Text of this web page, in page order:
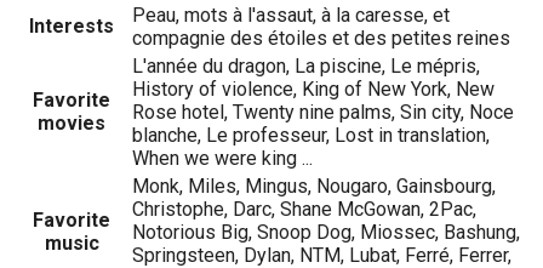
Interests
Peau, mots à l'assaut, à la caresse, et
compagnie des étoiles et des petites reines
Favorite
movies
L'année du dragon, La piscine, Le mépris,
History of violence, King of New York, New
Rose hotel, Twenty nine palms, Sin city, Noce
blanche, Le professeur, Lost in translation,
When we were king ...
Favorite
music
Monk, Miles, Mingus, Nougaro, Gainsbourg,
Christophe, Darc, Shane McGowan, 2Pac,
Notorious Big, Snoop Dog, Miossec, Bashung,
Springsteen, Dylan, NTM, Lubat, Ferré, Ferrer,